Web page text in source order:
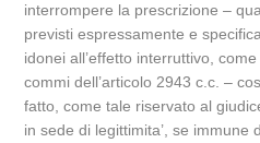
interrompere la prescrizione –
previsti espressamente e
idonei all’effetto interruttivo,
commi dell’articolo 2943 c.c. –
fatto, come tale riservato al
in sede di legittimita’, se immune